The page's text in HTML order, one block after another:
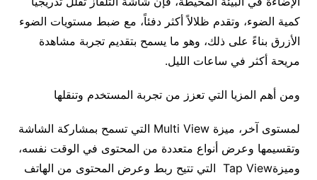
كمية الضوء، وتقدم ظلالاً أكثر دفئاً، مع ضبط مستويات الضوء
الأزرق بناءً على ذلك، وهو ما يسمح بتقديم تجربة مشاهدة
مريحة أكثر في ساعات الليل.
ومن أهم المزيا التي تعزز من تجربة المستخدم وتنقلها
لمستوى آخر، ميزة Multi View التي تسمح بمشاركة الشاشة
وتقسيمها وعرض أنواع متعددة من المحتوى في الوقت نفسه،
وميزةTap View التي تتيح ربط وعرض المحتوى من الهاتف